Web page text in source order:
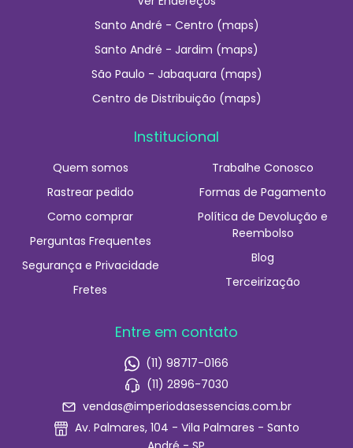
Santo André - Centro (maps)
Santo André - Jardim (maps)
São Paulo - Jabaquara (maps)
Centro de Distribuição (maps)
Institucional
Quem somos
Rastrear pedido
Como comprar
Perguntas Frequentes
Segurança e Privacidade
Fretes
Trabalhe Conosco
Formas de Pagamento
Política de Devolução e
Reembolso
Blog
Terceirização
Entre em contato
(11) 98717-0166
(11) 2896-7030
vendas@imperiodasessencias.com.br
Av. Palmares, 104 - Vila Palmares - Santo